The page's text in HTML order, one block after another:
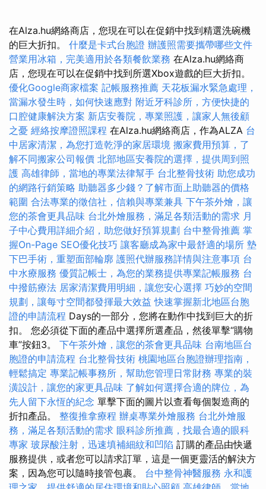
在Alza.hu網絡商店，您現在可以在促銷中找到精選洗碗機
的巨大折扣。 什麼是卡式台胞證 辦護照需要攜帶哪些文件
營業用冰箱，完美適用於各類餐飲業務 在Alza.hu網絡商
店，您現在可以在促銷中找到所選Xbox遊戲的巨大折扣。
優化Google商家檔案 記帳服務推薦 天花板漏水緊急處理，
當漏水發生時，如何快速應對 附近牙科診所，方便快捷的
口腔健康解決方案 新店安養院，專業照護，讓家人無後顧
之憂 經絡按摩證照課程 在Alza.hu網絡商店，作為ALZA 台
中居家清潔，為您打造乾淨的家居環境 搬家費用預算，了
解不同搬家公司報價 北部地區安養院的選擇，提供周到照
護 高雄律師，當地的專業法律幫手 台北整骨技術 助您成功
的網路行銷策略 助聽器多少錢？了解市面上助聽器的價格
範圍 合法專業的徵信社，信賴與專業兼具 下午茶外燴，讓
您的茶會更具品味 台北外燴服務，滿足各類活動的需求 月
子中心費用詳細介紹，助您做好預算規劃 台中整骨推薦 掌
握On-Page SEO優化技巧 讓客廳成為家中最舒適的場所 墊
下巴手術，重塑面部輪廓 護照代辦服務詳情與注意事項 台
中水療服務 優質記帳士，為您的業務提供專業記帳服務 台
中撥筋療法 居家清潔費用明細，讓您安心選擇 巧妙的空間
規劃，讓每寸空間都發揮最大效益 快速掌握新北地區台胞
證的申請流程 Days的一部分，您將在動作中找到巨大的折
扣。 您必須從下面的產品中選擇所選產品，然後單擊“購物
車”按鈕3。 下午茶外燴，讓您的茶會更具品味 台南地區台
胞證的申請流程 台北整骨技術 桃園地區台胞證辦理指南，
輕鬆搞定 專業記帳事務所，幫助您管理日常財務 專業的裝
潢設計，讓您的家更具品味 了解如何選擇合適的牌位，為
先人留下永恆的紀念 單擊下面的圖片以查看每個製造商的
折扣產品。 整復推拿療程 辦桌專業外燴服務 台北外燴服
務，滿足各類活動的需求 眼科診所推薦，找最合適的眼科
專家 玻尿酸注射，迅速填補細紋和凹陷 訂購的產品由快遞
服務提供，或者您可以請求訂單，這是一個更靈活的解決方
案，因為您可以隨時接管包裹。 台中整骨神醫服務 永和護